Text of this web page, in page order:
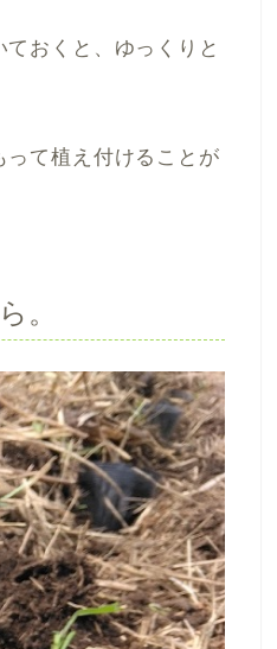
おくと、ゆっくりと
て植え付けることが
。